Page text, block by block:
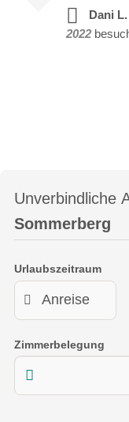
Dani L.
2022
Unverbindliche
Sommerberg
Urlaubszeitraum
Zimmerbelegung